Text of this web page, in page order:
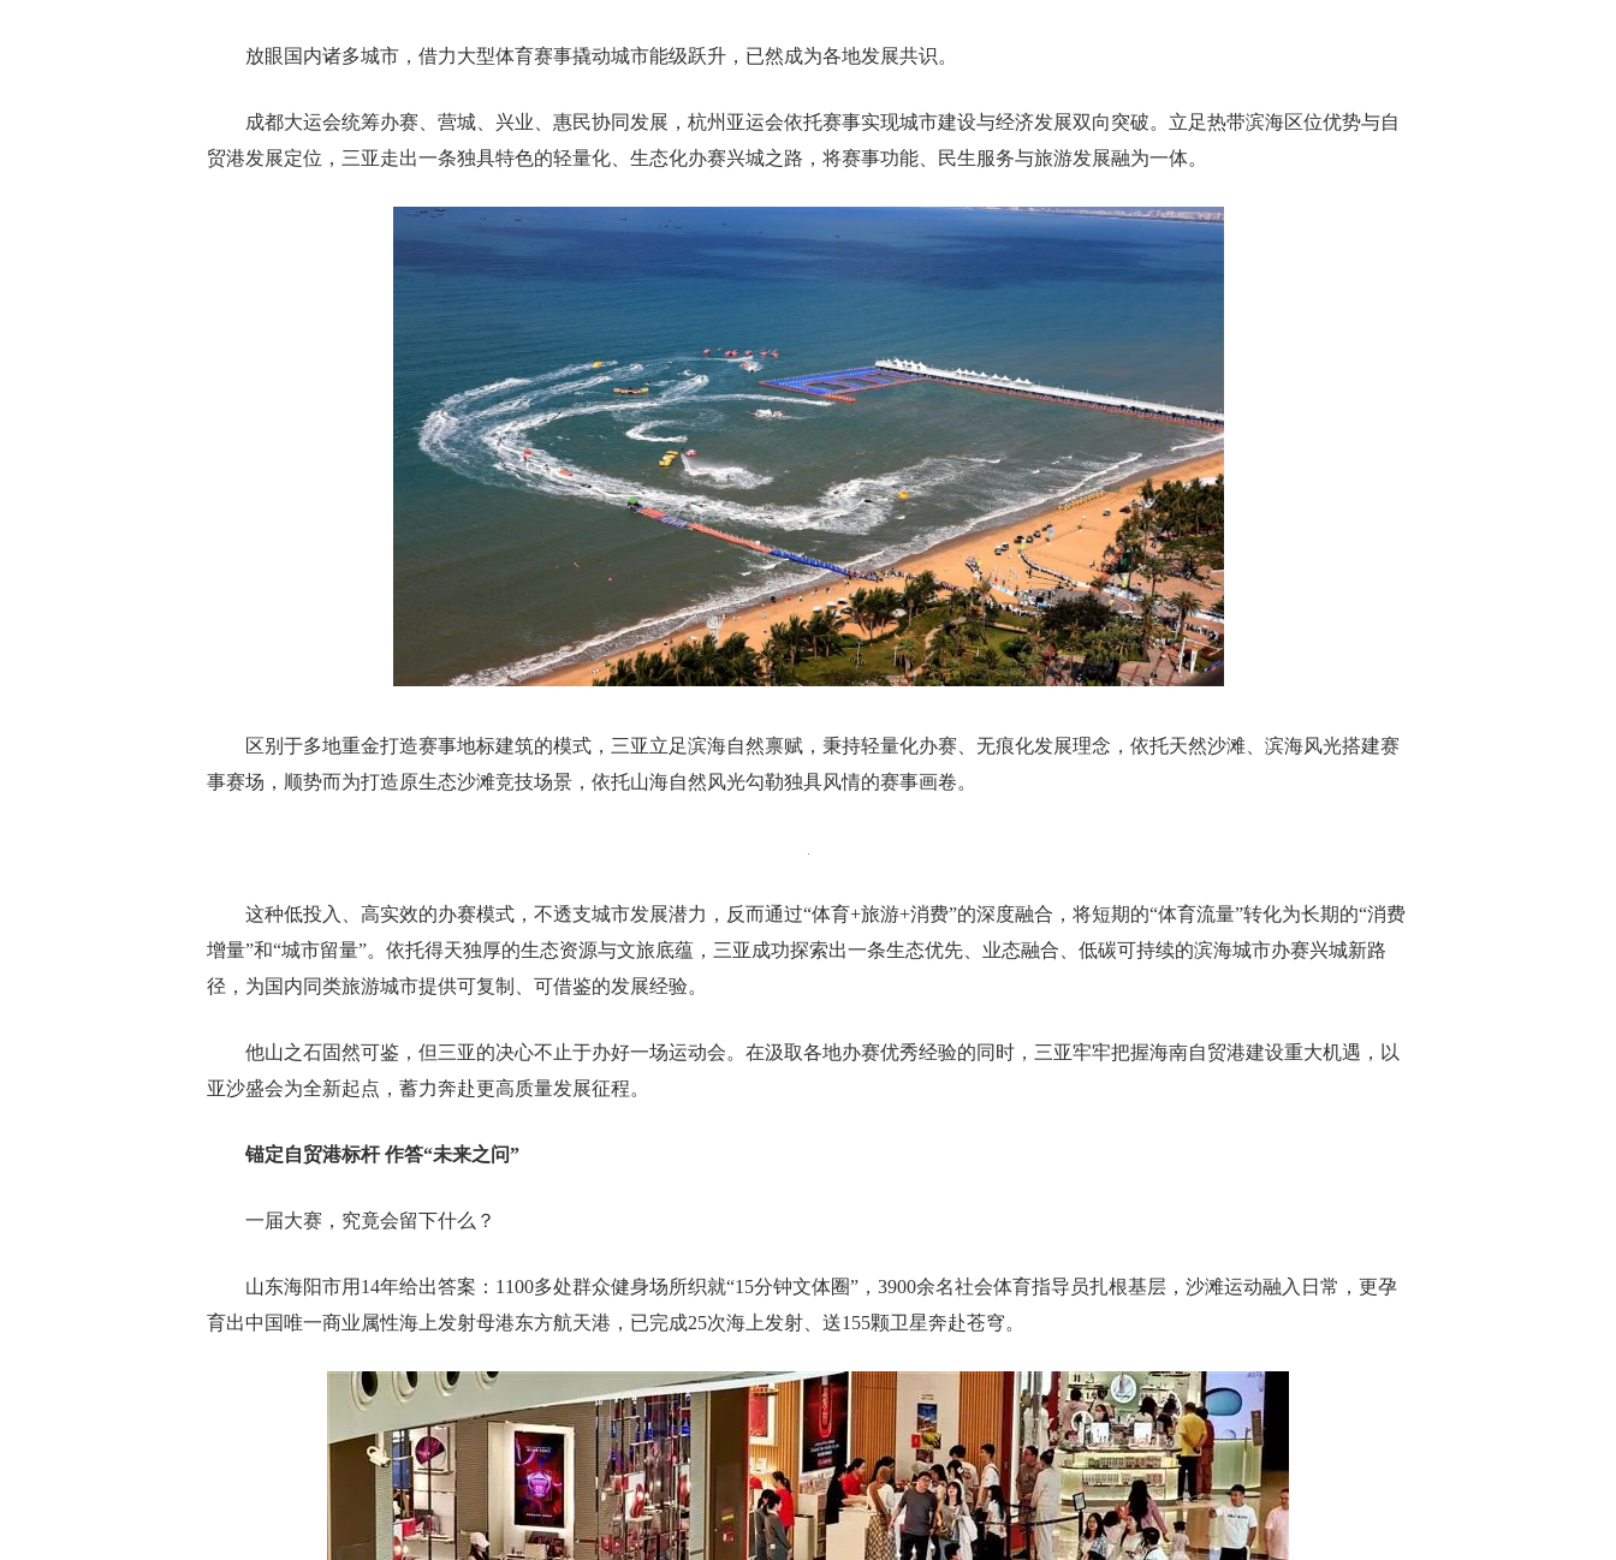
放眼国内诸多城市，借力大型体育赛事撬动城市能级跃升，已然成为各地发展共识。
成都大运会统筹办赛、营城、兴业、惠民协同发展，杭州亚运会依托赛事实现城市建设与经济发展双向突破。立足热带滨海区位优势与自
贸港发展定位，三亚走出一条独具特色的轻量化、生态化办赛兴城之路，将赛事功能、民生服务与旅游发展融为一体。
区别于多地重金打造赛事地标建筑的模式，三亚立足滨海自然禀赋，秉持轻量化办赛、无痕化发展理念，依托天然沙滩、滨海风光搭建赛
事赛场，顺势而为打造原生态沙滩竞技场景，依托山海自然风光勾勒独具风情的赛事画卷。
这种低投入、高实效的办赛模式，不透支城市发展潜力，反而通过“体育+旅游+消费”的深度融合，将短期的“体育流量”转化为长期的“消费
增量”和“城市留量”。依托得天独厚的生态资源与文旅底蕴，三亚成功探索出一条生态优先、业态融合、低碳可持续的滨海城市办赛兴城新路
径，为国内同类旅游城市提供可复制、可借鉴的发展经验。
他山之石固然可鉴，但三亚的决心不止于办好一场运动会。在汲取各地办赛优秀经验的同时，三亚牢牢把握海南自贸港建设重大机遇，以
亚沙盛会为全新起点，蓄力奔赴更高质量发展征程。
锚定自贸港标杆 作答“未来之问”
一届大赛，究竟会留下什么？
山东海阳市用14年给出答案：1100多处群众健身场所织就“15分钟文体圈”，3900余名社会体育指导员扎根基层，沙滩运动融入日常，更孕
育出中国唯一商业属性海上发射母港东方航天港，已完成25次海上发射、送155颗卫星奔赴苍穹。